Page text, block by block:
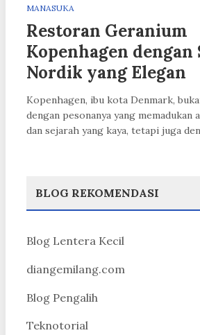
MANASUKA
Restoran Geranium
Kopenhagen dengan
Nordik yang Elegan
Kopenhagen, ibu kota Denmark,
dengan pesonanya yang
dan sejarah yang kaya, tetapi juga
BLOG REKOMENDASI
Blog Lentera Kecil
diangemilang.com
Blog Pengalih
Teknotorial